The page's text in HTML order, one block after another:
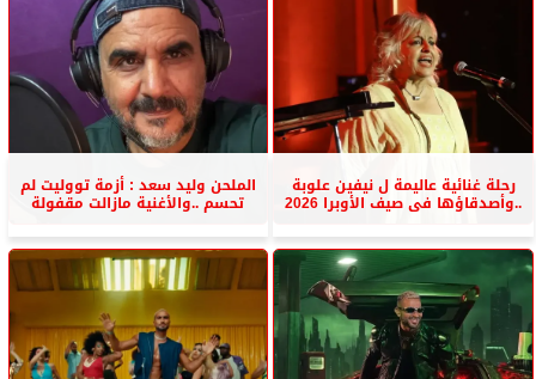
رحلة غنائية عاليمة ل نيفين علوبة
..وأصدقاؤها فى صيف الأوبرا 2026
الملحن وليد سعد : أزمة تووليت لم
تحسم ..والأغنية مازالت مقفولة